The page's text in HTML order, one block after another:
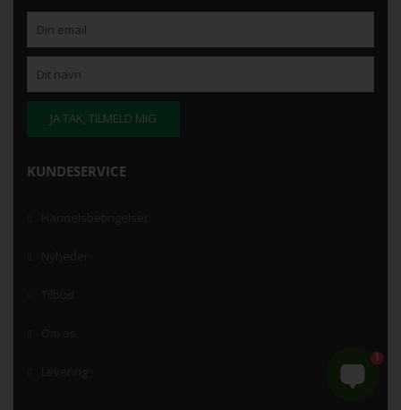
KUNDESERVICE
1